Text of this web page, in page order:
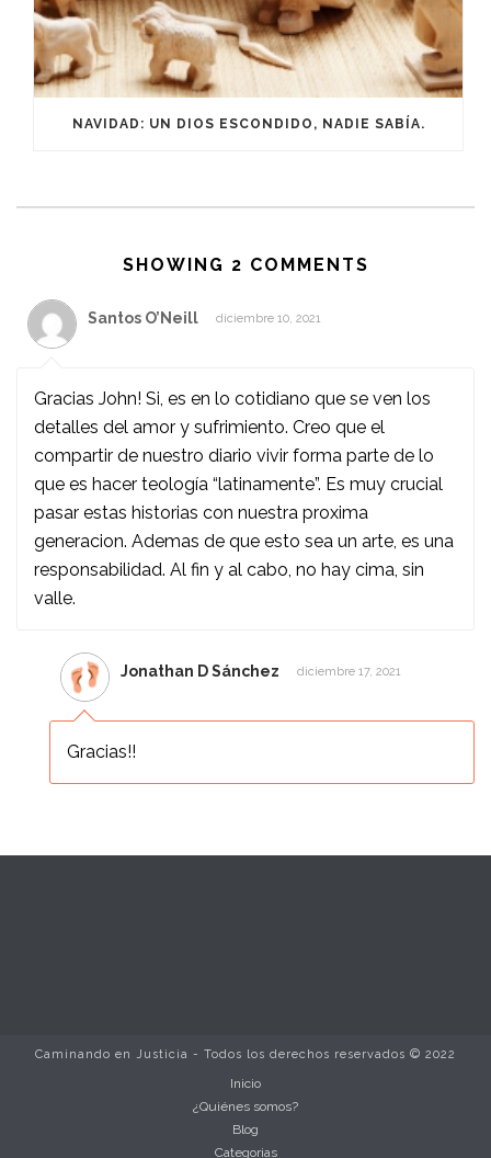
NAVIDAD: UN DIOS ESCONDIDO, NADIE SABÍA.
SHOWING 2 COMMENTS
Santos O’Neill diciembre 10, 2021
Gracias John! Si, es en lo cotidiano que se ven los
detalles del amor y sufrimiento. Creo que el
compartir de nuestro diario vivir forma parte de lo
que es hacer teología “latinamente”. Es muy crucial
pasar estas historias con nuestra proxima
generacion. Ademas de que esto sea un arte, es una
responsabilidad. Al fin y al cabo, no hay cima, sin
valle.
Jonathan D Sánchez diciembre 17, 2021
Gracias!!
Caminando en Justicia - Todos los derechos reservados © 2022
Inicio
¿Quiénes somos?
Blog
Categorias